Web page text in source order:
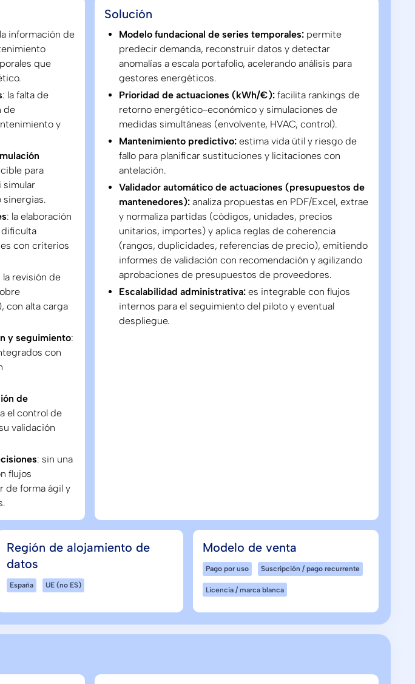
información de
que
: la falta de
de
y
para
simular
: la elaboración
dificulta
con criterios
la revisión de
con alta carga
y seguimiento:
con
de
el control de
validación
: sin una
flujos
de forma ágil y
Solución
Modelo fundacional de series temporales: permite
predecir demanda, reconstruir datos y detectar
anomalías a escala portafolio, acelerando análisis para
gestores energéticos.
Prioridad de actuaciones (kWh/€): facilita rankings de
retorno energético-económico y simulaciones de
medidas simultáneas (envolvente, HVAC, control).
Mantenimiento predictivo: estima vida útil y riesgo de
fallo para planificar sustituciones y licitaciones con
antelación.
Validador automático de actuaciones (presupuestos de
mantenedores): analiza propuestas en PDF/Excel, extrae
y normaliza partidas (códigos, unidades, precios
unitarios, importes) y aplica reglas de coherencia
(rangos, duplicidades, referencias de precio), emitiendo
informes de validación con recomendación y agilizando
aprobaciones de presupuestos de proveedores.
Escalabilidad administrativa: es integrable con flujos
internos para el seguimiento del piloto y eventual
despliegue.
Región de alojamiento de
datos
España UE (no ES)
Modelo de venta
Pago por uso Suscripción / pago recurrente
Licencia / marca blanca